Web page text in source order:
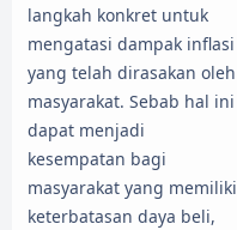
langkah konkret untuk
mengatasi dampak inflasi
yang telah dirasakan oleh
masyarakat. Sebab hal ini
dapat menjadi
kesempatan bagi
masyarakat yang memiliki
keterbatasan daya beli,